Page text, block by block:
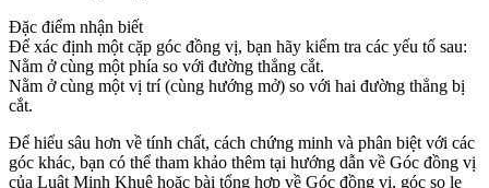
Đặc điểm nhận biết
Để xác định một cặp góc đồng vị, bạn hãy kiểm tra các yếu tố sau:
Nằm ở cùng một phía so với đường thẳng cắt.
Nằm ở cùng một vị trí (cùng hướng mở) so với hai đường thẳng bị
cắt.
Để hiểu sâu hơn về tính chất, cách chứng minh và phân biệt với các
góc khác, bạn có thể tham khảo thêm tại hướng dẫn về Góc đồng vị
của Luật Minh Khuê hoặc bài tổng hợp về Góc đồng vị, góc so le